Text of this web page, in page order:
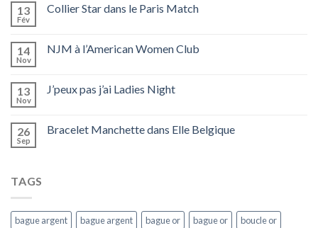
13
Fév
Collier Star dans le Paris Match
14
Nov
NJM à l’American Women Club
13
Nov
J’peux pas j’ai Ladies Night
26
Sep
Bracelet Manchette dans Elle Belgique
TAGS
bague argent bague argent bague or bague or
boucle or